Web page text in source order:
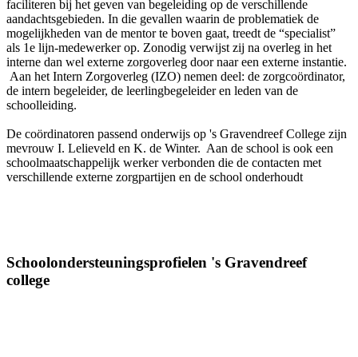
faciliteren bij het geven van begeleiding op de verschillende
aandachtsgebieden. In die gevallen waarin de problematiek de
mogelijkheden van de mentor te boven gaat, treedt de “specialist”
als 1e lijn-medewerker op. Zonodig verwijst zij na overleg in het
interne dan wel externe zorgoverleg door naar een externe instantie.
Aan het Intern Zorgoverleg (IZO) nemen deel: de zorgcoördinator,
de intern begeleider, de leerlingbegeleider en leden van de
schoolleiding.
De coördinatoren passend onderwijs op 's Gravendreef College zijn
mevrouw I. Lelieveld en K. de Winter. Aan de school is ook een
schoolmaatschappelijk werker verbonden die de contacten met
verschillende externe zorgpartijen en de school onderhoudt
Schoolondersteuningsprofielen 's Gravendreef
college